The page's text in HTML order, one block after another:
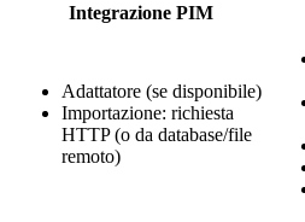
Integrazione PIM
Adattatore (se disponibile)
Importazione: richiesta
HTTP (o da database/file
remoto)